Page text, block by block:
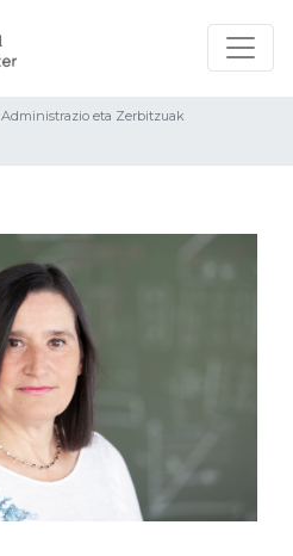
Administrazio eta Zerbitzuak